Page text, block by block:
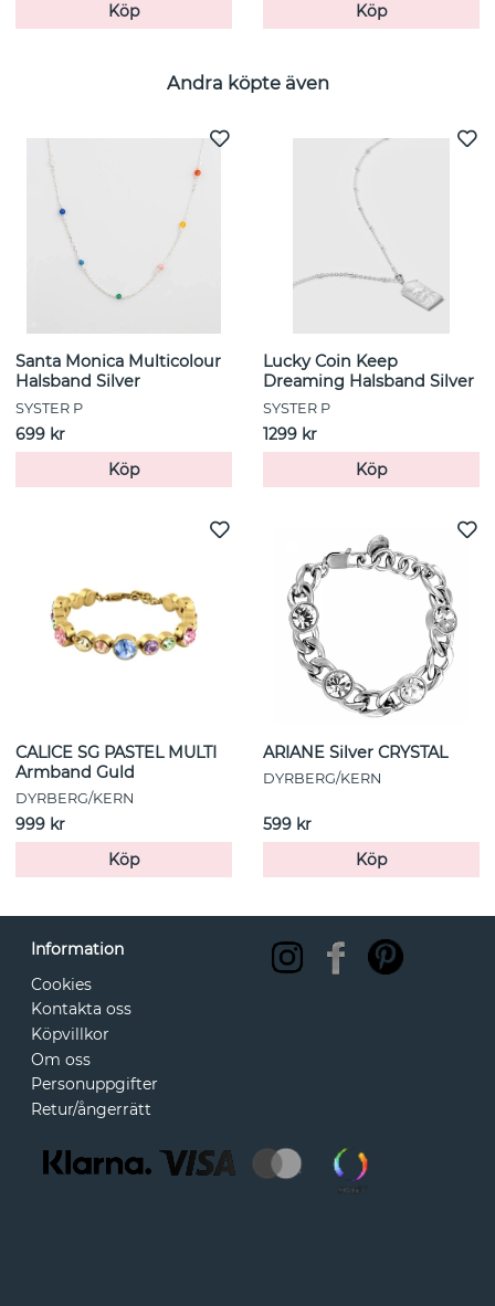
Köp
Köp
Andra köpte även
Santa Monica Multicolour
Halsband Silver
SYSTER P
699 kr
Köp
Lucky Coin Keep
Dreaming Halsband Silver
SYSTER P
1299 kr
Köp
CALICE SG PASTEL MULTI
Armband Guld
DYRBERG/KERN
999 kr
Köp
ARIANE Silver CRYSTAL
DYRBERG/KERN
599 kr
Köp
Information
Cookies
Kontakta oss
Köpvillkor
Om oss
Personuppgifter
Retur/ångerrätt